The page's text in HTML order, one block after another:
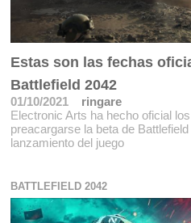
Estas son las fechas
Battlefield 2042
01/10/2021
ringare
Electronic Arts ha hecho oficial
preacargarse la beta de
lanzamiento del juego
BATTLEFIELD 2042